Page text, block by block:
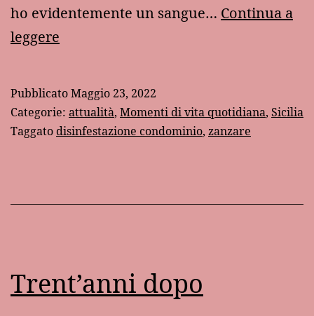
ho evidentemente un sangue… Continua a
leggere
condominio
e
grammatica
PubblicatoMaggio 23, 2022
Categorie: attualità, Momenti di vita quotidiana, Sicilia
Taggatodisinfestazione condominio, zanzare
Trent’anni dopo